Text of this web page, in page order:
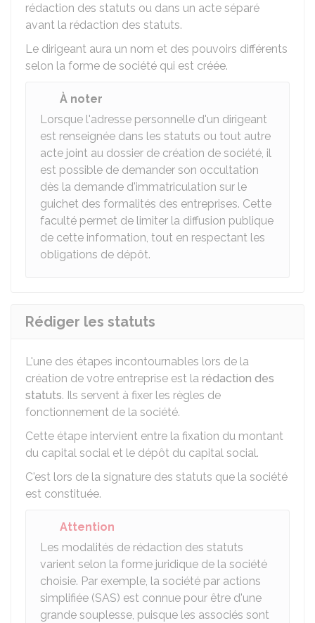
rédaction des statuts ou dans un acte séparé
avant la rédaction des statuts.
Le dirigeant aura un nom et des pouvoirs différents
selon la forme de société qui est créée.
À noter
Lorsque l'adresse personnelle d'un dirigeant
est renseignée dans les statuts ou tout autre
acte joint au dossier de création de société, il
est possible de demander son occultation
dès la demande d'immatriculation sur le
guichet des formalités des entreprises. Cette
faculté permet de limiter la diffusion publique
de cette information, tout en respectant les
obligations de dépôt.
Rédiger les statuts
L'une des étapes incontournables lors de la
création de votre entreprise est la rédaction des
statuts. Ils servent à fixer les règles de
fonctionnement de la société.
Cette étape intervient entre la fixation du montant
du capital social et le dépôt du capital social.
C'est lors de la signature des statuts que la société
est constituée.
Attention
Les modalités de rédaction des statuts
varient selon la forme juridique de la société
choisie. Par exemple, la société par actions
simplifiée (SAS) est connue pour être d'une
grande souplesse, puisque les associés sont